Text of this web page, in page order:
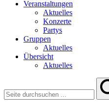
Veranstaltungen
Aktuelles
Konzerte
Partys
Gruppen
Aktuelles
Übersicht
Aktuelles